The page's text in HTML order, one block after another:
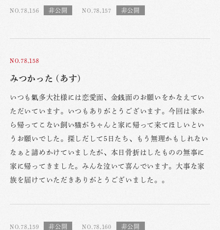
NO.78,156 NO.78,157
NO.78,158
みつかった (あす)
いつも氣多大社様には恋愛面、金銭面のお願いをかなえてい
ただいています。いつもありがとうございます。今回は家か
ら帰ってこない飼い猫がちゃんと家に帰って来てほしいとい
うお願いでした。探しだして5日たち、もう無理かもしれない
なぁと諦めかけていましたが、本日骨折はしたものの無事に
家に帰ってきました。みんな泣いて喜んでいます。大事な家
族を届けていただきありがとうございました。。
NO.78,159
NO.78,160